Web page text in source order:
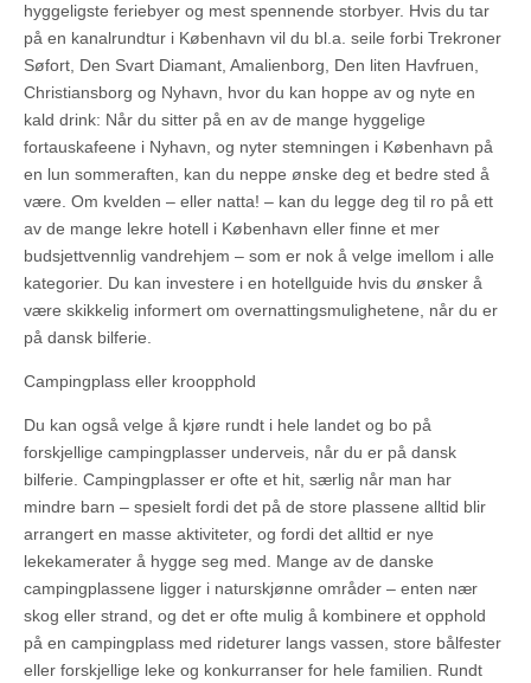
hyggeligste feriebyer og mest spennende storbyer. Hvis du tar
på en kanalrundtur i København vil du bl.a. seile forbi Trekroner
Søfort, Den Svart Diamant, Amalienborg, Den liten Havfruen,
Christiansborg og Nyhavn, hvor du kan hoppe av og nyte en
kald drink: Når du sitter på en av de mange hyggelige
fortauskafeene i Nyhavn, og nyter stemningen i København på
en lun sommeraften, kan du neppe ønske deg et bedre sted å
være. Om kvelden – eller natta! – kan du legge deg til ro på ett
av de mange lekre hotell i København eller finne et mer
budsjettvennlig vandrehjem – som er nok å velge imellom i alle
kategorier. Du kan investere i en hotellguide hvis du ønsker å
være skikkelig informert om overnattingsmulighetene, når du er
på dansk bilferie.
Campingplass eller kroopphold
Du kan også velge å kjøre rundt i hele landet og bo på
forskjellige campingplasser underveis, når du er på dansk
bilferie. Campingplasser er ofte et hit, særlig når man har
mindre barn – spesielt fordi det på de store plassene alltid blir
arrangert en masse aktiviteter, og fordi det alltid er nye
lekekamerater å hygge seg med. Mange av de danske
campingplassene ligger i naturskjønne områder – enten nær
skog eller strand, og det er ofte mulig å kombinere et opphold
på en campingplass med rideturer langs vassen, store bålfester
eller forskjellige leke og konkurranser for hele familien. Rundt